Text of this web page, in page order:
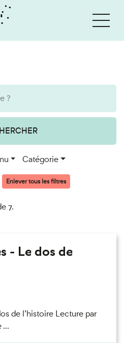
Catégorie
Enlever tous les filtres
7.
- Le dos de
de l’histoire Lecture par
...
ce site